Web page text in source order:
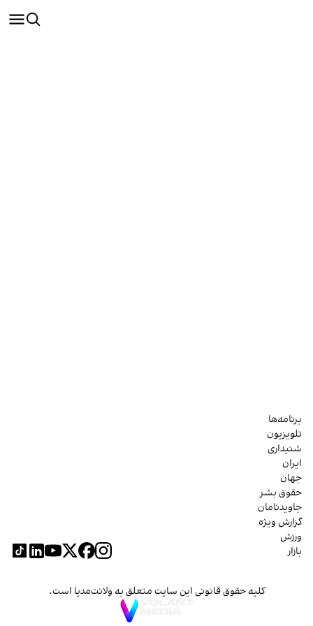
برنامه‌ها
تلویزیون
شنیداری
ایران
جهان
حقوق بشر
جاویدنامان
گزارش ویژه
ورزش
بازار
کلیه حقوق قانونی این سایت متعلق به ولانت‌مدیا است.